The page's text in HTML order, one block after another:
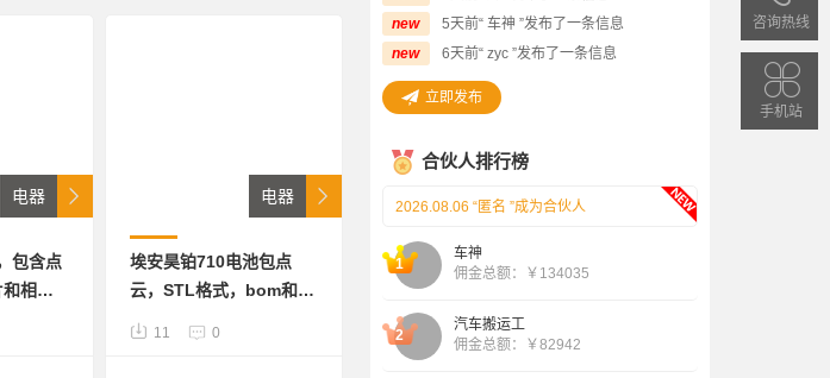
电器
包含点
相关
电器
埃安昊铂710电池包点
云，STL格式，bom和部
11 0
new
5天前“ 车神 ”发布了一条信息
new
6天前“ zyc ”发布了一条信息
立即发布
合伙人排行榜
2026.08.06 “ 潇湘夜雨 ”成为合伙人
2026.08.06 “匿名 ”成为合伙人
2026.08.06 “ 明～ ”成为合伙人
2026.08.06 “匿名 ”成为合伙人
2026.08.06 “ 潇湘夜雨 ”成为合伙人
2026.08.06 “匿名 ”成为合伙人
1
车神
佣金总额：￥134035
2
汽车搬运工
佣金总额：￥82942
迎
拨
咨询热线
手机站